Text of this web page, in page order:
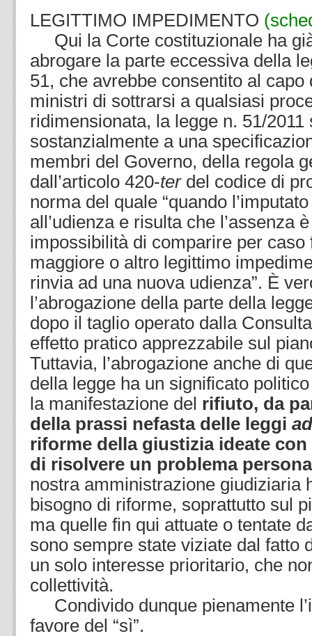
LEGITTIMO IMPEDIMENTO
Qui la Corte costituzionale ha
abrogare la parte eccessiva della
51, che avrebbe consentito al capo
ministri di sottrarsi a qualsiasi
ridimensionata, la legge n. 51/2011
sostanzialmente a una
membri del Governo, della regola
dall’articolo 420-terdel codice di
norma del quale “quando
all’udienza e risulta che l’assenza
impossibilità di comparire per caso
maggiore o altro legittimo
rinvia ad una nuova udienza”. È
l’abrogazione della parte della
dopo il taglio operato dalla
effetto pratico apprezzabile sul
Tuttavia, l’abrogazione anche di
della legge ha un significato
la manifestazione del rifiuto, da
della prassi nefasta delle leggi
riforme della giustizia ideate
di risolvere un problema
nostra amministrazione giudiziaria
bisogno di riforme, soprattutto sul
ma quelle fin qui attuate o tentate
sono sempre state viziate dal fatto
un solo interesse prioritario, che
collettività.
Condivido dunque pienamente
favore del “sì”.